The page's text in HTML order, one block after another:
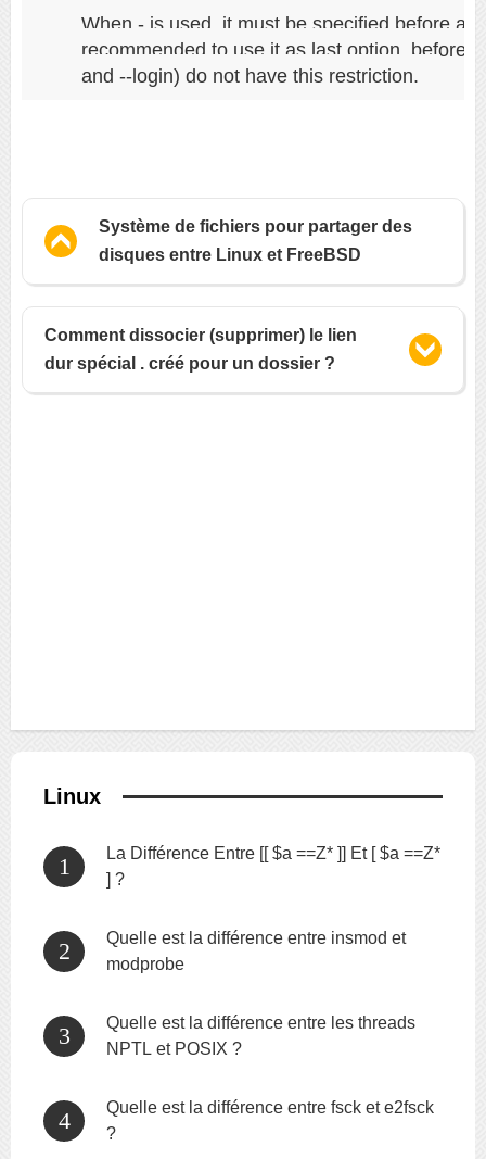
When - is used, it must be specified before
recommended to use it as last option,
Système de fichiers pour partager des
disques entre Linux et FreeBSD
Comment dissocier (supprimer) le lien
dur spécial . créé pour un dossier ?
Linux
La Différence Entre [[ $a ==Z* ]] Et [ $a ==Z*
] ?
Quelle est la différence entre insmod et
modprobe
Quelle est la différence entre les threads
NPTL et POSIX ?
Quelle est la différence entre fsck et e2fsck
?